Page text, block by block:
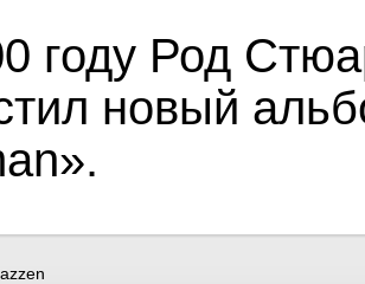
году Род
новый